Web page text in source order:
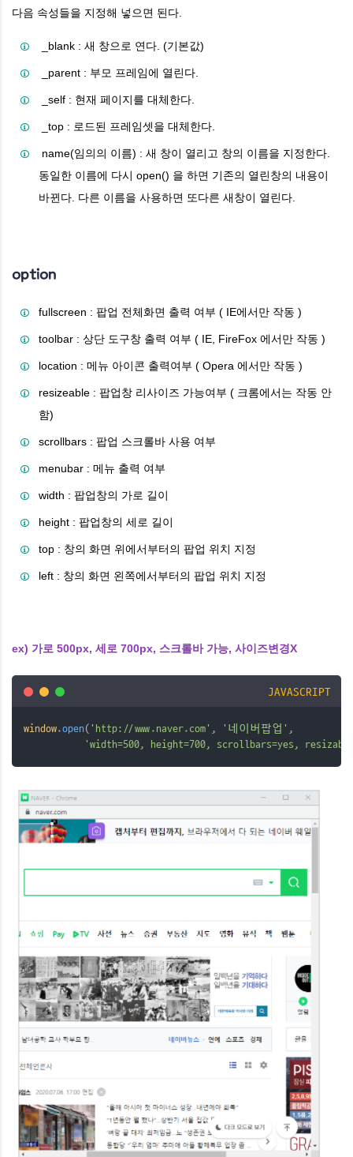
다음 속성들을 지정해 넣으면 된다.
_blank : 새 창으로 연다. (기본값)
_parent : 부모 프레임에 열린다.
_self : 현재 페이지를 대체한다.
_top : 로드된 프레임셋을 대체한다.
name(임의의 이름) : 새 창이 열리고 창의 이름을 지정한다.
동일한 이름에 다시 open() 을 하면 기존의 열린창의 내용이
바뀐다. 다른 이름을 사용하면 또다른 새창이 열린다.
option
fullscreen : 팝업 전체화면 출력 여부 ( IE에서만 작동 )
toolbar : 상단 도구창 출력 여부 ( IE, FireFox 에서만 작동 )
location : 메뉴 아이콘 출력여부 ( Opera 에서만 작동 )
resizeable : 팝업창 리사이즈 가능여부 ( 크롬에서는 작동 안
함)
scrollbars : 팝업 스크롤바 사용 여부
menubar : 메뉴 출력 여부
width : 팝업창의 가로 길이
height : 팝업창의 세로 길이
top : 창의 화면 위에서부터의 팝업 위치 지정
left : 창의 화면 왼쪽에서부터의 팝업 위치 지정
ex) 가로 500px, 세로 700px, 스크롤바 가능, 사이즈변경X
JAVASCRIPT
window.open( 'http://www.naver.com' , '네이버팝업' ,
'width=500, height=700, scrollbars=yes,